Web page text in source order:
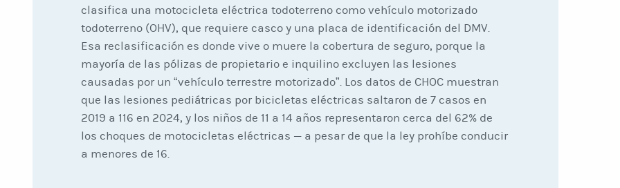
clasifica una motocicleta eléctrica todoterreno como vehículo motorizado
todoterreno (OHV), que requiere casco y una placa de identificación del DMV.
Esa reclasificación es donde vive o muere la cobertura de seguro, porque la
mayoría de las pólizas de propietario e inquilino excluyen las lesiones
causadas por un “vehículo terrestre motorizado”. Los datos de CHOC muestran
que las lesiones pediátricas por bicicletas eléctricas saltaron de 7 casos en
2019 a 116 en 2024, y los niños de 11 a 14 años representaron cerca del 62% de
los choques de motocicletas eléctricas — a pesar de que la ley prohíbe conducir
a menores de 16.